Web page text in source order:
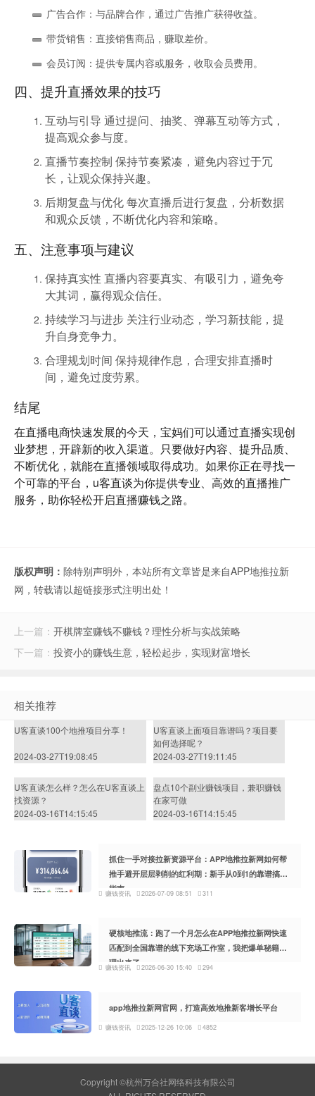
广告合作 ：与品牌合作，通过广告推广获得收益。
带货销售 ：直接销售商品，赚取差价。
会员订阅 ：提供专属内容或服务，收取会员费用。
四、提升直播效果的技巧
互动与引导 通过提问、抽奖、弹幕互动等方式，
提高观众参与度。
直播节奏控制 保持节奏紧凑，避免内容过于冗
长，让观众保持兴趣。
后期复盘与优化每次直播后进行复盘，分析数据
和观众反馈，不断优化内容和策略。
五、注意事项与建议
保持真实性 直播内容要真实、有吸引力，避免夸
大其词，赢得观众信任。
持续学习与进步 关注行业动态，学习新技能，提
升自身竞争力。
合理规划时间 保持规律作息，合理安排直播时
间，避免过度劳累。
结尾
在直播电商快速发展的今天，宝妈们可以通过直播实现创
业梦想，开辟新的收入渠道。只要做好内容、提升品质、
不断优化，就能在直播领域取得成功。如果你正在寻找一
个可靠的平台， u客直谈为你提供专业、高效的直播推广
服务，助你轻松开启直播赚钱之路。
版权声明： 除特别声明外，本站所有文章皆是来自APP地推拉新
网，转载请以超链接形式注明出处！
上一篇： 开棋牌室赚钱不赚钱？理性分析与实战策略
下一篇： 投资小的赚钱生意，轻松起步，实现财富增长
相关推荐
U客直谈100个地推项目分享！
2024-03-27T19:08:45
U客直谈上面项目靠谱吗？项目要
如何选择呢？
2024-03-27T19:11:45
U客直谈怎么样？怎么在U客直谈上
找资源？
2024-03-16T14:15:45
盘点10个副业赚钱项目，兼职赚钱
在家可做
2024-03-16T14:15:45
抓住一手对接拉新资源平台：APP地推拉新网如何帮
推手避开层层剥削的红利期：新手从0到1的靠谱搞钱
指南
赚钱资讯 2026-07-09 08:51 311
硬核地推流：跑了一个月怎么在APP地推拉新网快速
匹配到全国靠谱的线下充场工作室，我把爆单秘籍整
理出来了
赚钱资讯 2026-06-30 15:40 294
app地推拉新网官网，打造高效地推新客增长平台
赚钱资讯 2025-12-26 10:06 4852
Copyright ©杭州万合社网络科技有限公司